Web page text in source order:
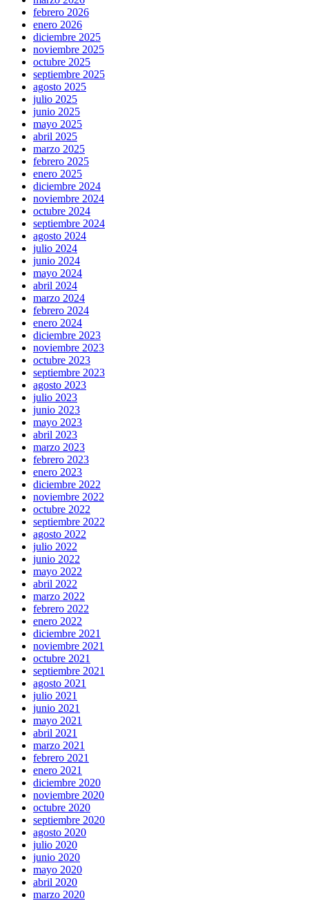
febrero 2026
enero 2026
diciembre 2025
noviembre 2025
octubre 2025
septiembre 2025
agosto 2025
julio 2025
junio 2025
mayo 2025
abril 2025
marzo 2025
febrero 2025
enero 2025
diciembre 2024
noviembre 2024
octubre 2024
septiembre 2024
agosto 2024
julio 2024
junio 2024
mayo 2024
abril 2024
marzo 2024
febrero 2024
enero 2024
diciembre 2023
noviembre 2023
octubre 2023
septiembre 2023
agosto 2023
julio 2023
junio 2023
mayo 2023
abril 2023
marzo 2023
febrero 2023
enero 2023
diciembre 2022
noviembre 2022
octubre 2022
septiembre 2022
agosto 2022
julio 2022
junio 2022
mayo 2022
abril 2022
marzo 2022
febrero 2022
enero 2022
diciembre 2021
noviembre 2021
octubre 2021
septiembre 2021
agosto 2021
julio 2021
junio 2021
mayo 2021
abril 2021
marzo 2021
febrero 2021
enero 2021
diciembre 2020
noviembre 2020
octubre 2020
septiembre 2020
agosto 2020
julio 2020
junio 2020
mayo 2020
abril 2020
marzo 2020